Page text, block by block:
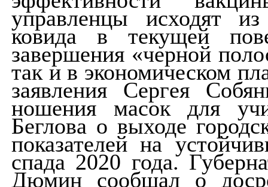
управленцы исходят
ковида в текущей
завершения «черной
так и в экономическом
заявления Сергея
ношения масок для
Беглова о выходе
показателей на
спада 2020 года.
Дюмин сообщал о